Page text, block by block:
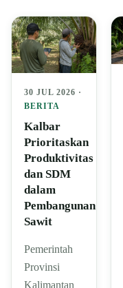
30 JUL 2026 ·
BERITA
Kalbar
Prioritaskan
Produktivitas
dan SDM
dalam
Pembangunan
Sawit
Pemerintah
Provinsi
Kalimantan